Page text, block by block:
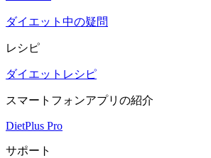
ダイエット中の疑問
レシピ
ダイエットレシピ
スマートフォンアプリの紹介
DietPlus Pro
サポート